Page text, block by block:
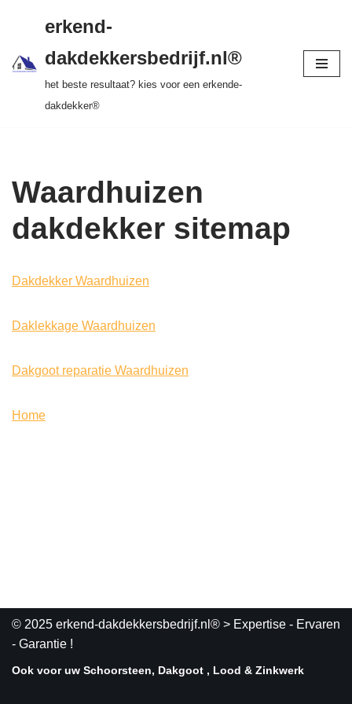
naar
inhoud
tot 20 jr garantie > SKEV erkend
erkend-
dakdekkersbedrijf.nl®
het beste resultaat? kies voor een erkende-
dakdekker®
Waardhuizen
dakdekker sitemap
Dakdekker Waardhuizen
Daklekkage Waardhuizen
Dakgoot reparatie Waardhuizen
Home
© 2025 erkend-dakdekkersbedrijf.nl® > Expertise - Ervaren
- Garantie !
Ook voor uw Schoorsteen, Dakgoot , Lood & Zinkwerk